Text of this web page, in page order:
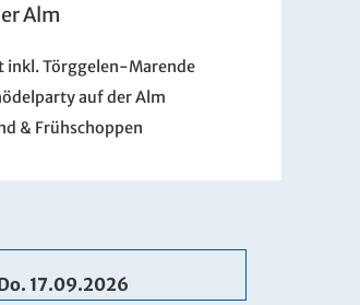
Alm
Törggelen-Marende
auf der Alm
& Frühschoppen
17.09.2026